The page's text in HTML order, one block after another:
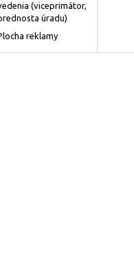
(viceprimátor,
úradu)
reklamy